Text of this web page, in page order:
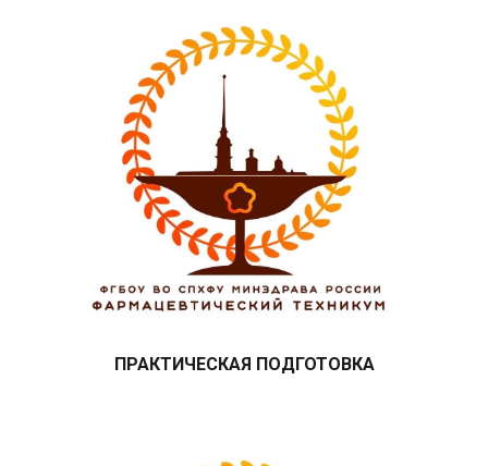
ПРАКТИЧЕСКАЯ ПОДГОТОВКА